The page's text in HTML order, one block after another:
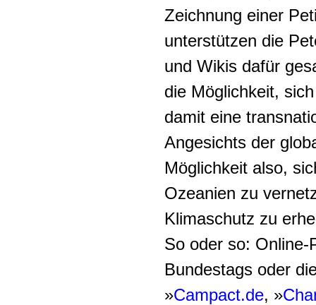
Zeichnung einer
unterstützen die
und Wikis dafür
die Möglichkeit,
damit eine
Angesichts der
Möglichkeit also,
Ozeanien zu
Klimaschutz zu
So oder so: Online-
Bundestags oder
»Campact.de, »